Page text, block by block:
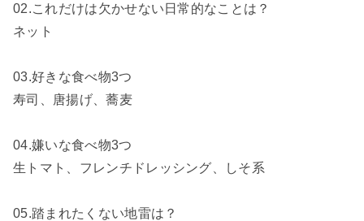
02.これだけは欠かせない日常的なことは？
ネット
03.好きな食べ物3つ
寿司、唐揚げ、蕎麦
04.嫌いな食べ物3つ
生トマト、フレンチドレッシング、しそ系
05.踏まれたくない地雷は？